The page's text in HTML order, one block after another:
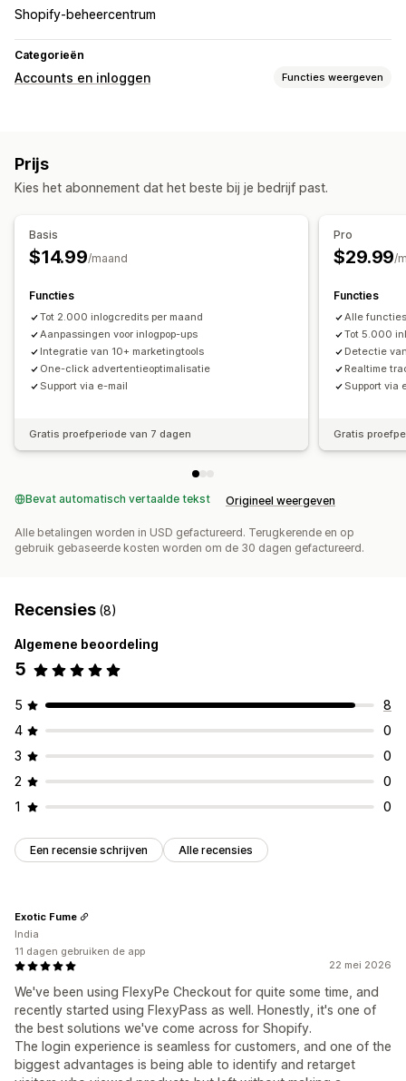
Shopify-beheercentrum
Categorieën
Accounts en inloggen Functies weergeven
Sms-verificatie
Prijs
Kies het abonnement dat het beste bij je bedrijf past.
Basis
$14.99/maand
Functies
Tot 2.000 inlogcredits per maand
Aanpassingen voor inlogpop-ups
Integratie van 10+ marketingtools
One-click advertentieoptimalisatie
Support via e-mail
Gratis proefperiode van 7 dagen
Pro
$29.99/
Functies
Alle
Tot 5.000
Detectie
Realtime
Support via
Gratis
Bevat automatisch vertaalde tekst Origineel weergeven
Alle betalingen worden in USD gefactureerd. Terugkerende en op
gebruik gebaseerde kosten worden om de 30 dagen gefactureerd.
Recensies (8)
Algemene beoordeling
5
5
8
4
0
3
0
2
0
1
0
Een recensie schrijven Alle recensies
22 mei 2026
We've been using FlexyPe Checkout for quite some time, and
recently started using FlexyPass as well. Honestly, it's one of
the best solutions we've come across for Shopify.
The login experience is seamless for customers, and one of the
biggest advantages is being able to identify and retarget
Exotic Fume
India
11 dagen gebruiken de app